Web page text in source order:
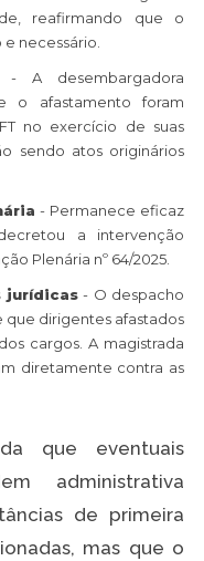
reafirmando que o
necessário.
- A desembargadora
o afastamento foram
no exercício de suas
sendo atos originários
- Permanece eficaz
a intervenção
Plenária nº 64/2025.
jurídicas - O despacho
dirigentes afastados
cargos. A magistrada
diretamente contra as
que eventuais
administrativa
de primeira
mas que o